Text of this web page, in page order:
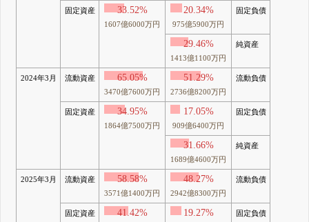
固定資産 33.52%
1607億6000万円
20.34%
975億5900万円
固定負債
29.46%
1413億1100万円
純資産
2024年3月 流動資産 65.05%
3470億7600万円
51.29%
2736億8200万円
流動負債
固定資産 34.95%
1864億7500万円
17.05%
909億6400万円
固定負債
31.66%
1689億4600万円
純資産
2025年3月 流動資産 58.58%
3571億1400万円
48.27%
2942億8300万円
流動負債
固定資産 41.42% 19.27% 固定負債